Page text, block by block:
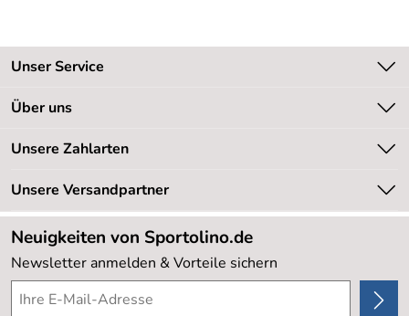
Unser Service
Kontakt
Newsletter
Retourenabwicklung
Lieferbedingungen
Kundenlogin
Über uns
Unsere Bestseller
Neu
Sale %
Kundenbewertungen (20.177)
4,8/5*****
Unsere Zahlarten
Unsere Versandpartner
Neuigkeiten von Sportolino.de
Newsletter anmelden & Vorteile sichern